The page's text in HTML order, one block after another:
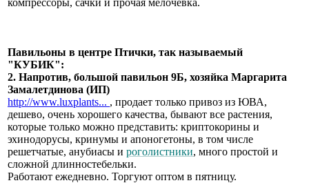
Павильоны в центре Птички, так называемый
"КУБИК":
2. Напротив, большой павильон 9Б, хозяйка Маргарита
Замалетдинова (ИП)
http://www.luxplants... , продает только привоз из ЮВА,
дешево, очень хорошего качества, бывают все растения,
которые только можно представить: криптокорины и
эхинодорусы, кринумы и апоногетоны, в том числе
решетчатые, анубиасы и роголистники, много простой и
сложной длинностебельки.
Работают ежедневно. Торгуют оптом в пятницу.